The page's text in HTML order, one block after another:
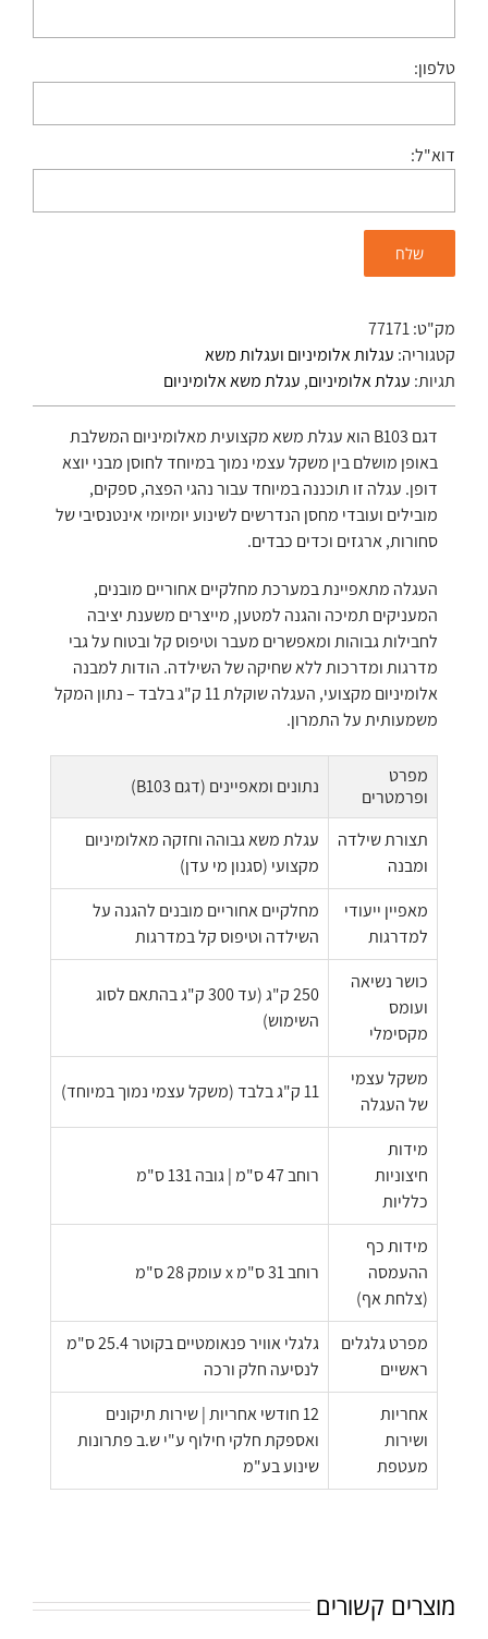
טלפון:
דוא"ל:
מק"ט:77171
קטגוריה: עגלות אלומיניום ועגלות משא
תגיות: עגלת אלומיניום, עגלת משא אלומיניום
דגם B103 הוא עגלת משא מקצועית מאלומיניום המשלבת
באופן מושלם בין משקל עצמי נמוך במיוחד לחוסן מבני יוצא
דופן. עגלה זו תוכננה במיוחד עבור נהגי הפצה, ספקים,
מובילים ועובדי מחסן הנדרשים לשינוע יומיומי אינטנסיבי של
סחורות, ארגזים וכדים כבדים.
העגלה מתאפיינת במערכת מחלקיים אחוריים מובנים,
המעניקים תמיכה והגנה למטען, מייצרים משענת יציבה
לחבילות גבוהות ומאפשרים מעבר וטיפוס קל ובטוח על גבי
מדרגות ומדרכות ללא שחיקה של השילדה. הודות למבנה
אלומיניום מקצועי, העגלה שוקלת 11 ק"ג בלבד – נתון המקל
משמעותית על התמרון.
מפרט
ופרמטרים
נתונים ומאפיינים (דגם B103)
תצורת שילדה
ומבנה
עגלת משא גבוהה וחזקה מאלומיניום
מקצועי (סגנון מי עדן)
מאפיין ייעודי
למדרגות
מחלקיים אחוריים מובנים להגנה על
השילדה וטיפוס קל במדרגות
כושר נשיאה
ועומס
מקסימלי
250 ק"ג (עד 300 ק"ג בהתאם לסוג
השימוש)
משקל עצמי
של העגלה
11 ק"ג בלבד (משקל עצמי נמוך במיוחד)
מידות
חיצוניות
כלליות
רוחב 47 ס"מ | גובה 131 ס"מ
מידות כף
ההעמסה
(צלחת אף)
רוחב 31 ס"מ x עומק 28 ס"מ
מפרט גלגלים
ראשיים
גלגלי אוויר פנאומטיים בקוטר 25.4 ס"מ
לנסיעה חלק ורכה
אחריות
ושירות
מעטפת
12 חודשי אחריות | שירות תיקונים
ואספקת חלקי חילוף ע"י ש.ב פתרונות
שינוע בע"מ
מוצרים קשורים